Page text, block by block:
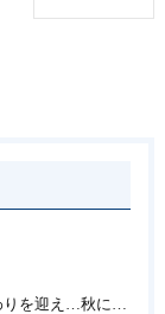
もうすぐ9月★夏休みも終わりを迎え…秋になったら新しいことを始めよう♪大人の趣味に書道なら青霄書法会へ！